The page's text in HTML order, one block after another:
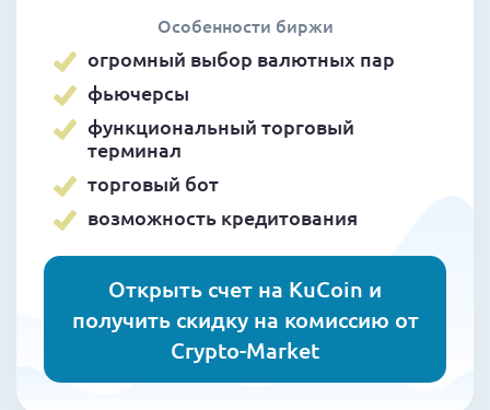
Особенности биржи
огромный выбор валютных пар
фьючерсы
функциональный торговый
терминал
торговый бот
возможность кредитования
Открыть счет на KuCoin и
получить скидку на комиссию от
Crypto-Market